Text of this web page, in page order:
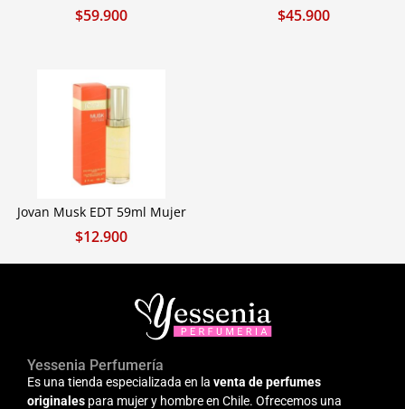
$59.900 $45.900
Jovan Musk EDT 59ml Mujer
$12.900
Yessenia Perfumería
Es una tienda especializada en la venta de perfumes
originales para mujer y hombre en Chile. Ofrecemos una